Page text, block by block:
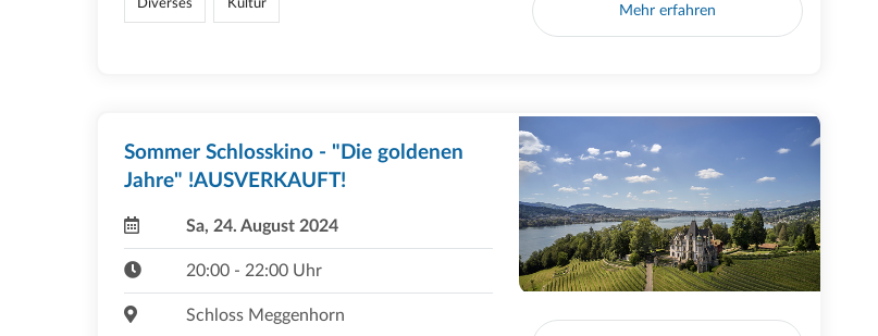
Diverses Kultur Mehr erfahren
Sommer Schlosskino - "Die goldenen
Jahre" !AUSVERKAUFT!
Sa, 24. August 2024
20:00 - 22:00 Uhr
Schloss Meggenhorn